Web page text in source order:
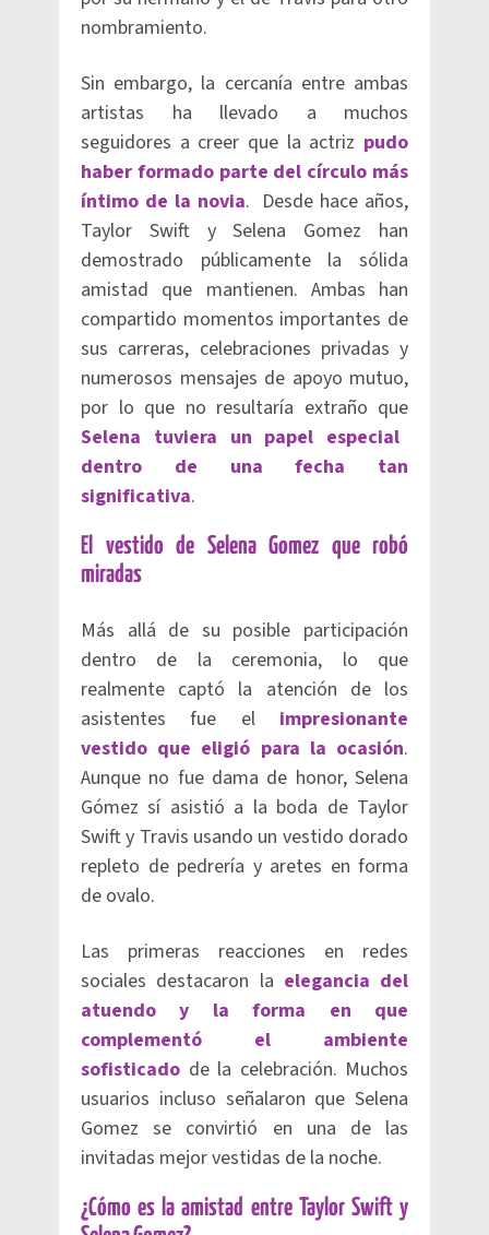
nombramiento.
Sin embargo, la cercanía entre ambas
artistas ha llevado a muchos
seguidores a creer que la actriz pudo
haber formado parte del círculo más
íntimo de la novia. Desde hace años,
Taylor Swift y Selena Gomez han
demostrado públicamente la sólida
amistad que mantienen. Ambas han
compartido momentos importantes de
sus carreras, celebraciones privadas y
numerosos mensajes de apoyo mutuo,
por lo que no resultaría extraño que
Selena tuviera un papel especial
dentro de una fecha tan
significativa.
El vestido de Selena Gomez que robó
miradas
Más allá de su posible participación
dentro de la ceremonia, lo que
realmente captó la atención de los
asistentes fue elimpresionante
vestido que eligió para la ocasión.
Aunque no fue dama de honor, Selena
Gómez sí asistió a la boda de Taylor
Swift y Travis usando un vestido dorado
repleto de pedrería y aretes en forma
de ovalo.
Las primeras reacciones en redes
sociales destacaron la elegancia del
atuendo y la forma en que
complementó el ambiente
sofisticado de la celebración. Muchos
usuarios incluso señalaron que Selena
Gomez se convirtió en una de las
invitadas mejor vestidas de la noche.
¿Cómo es la amistad entre Taylor Swift y